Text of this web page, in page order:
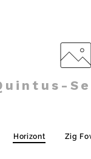
Horizont Zig